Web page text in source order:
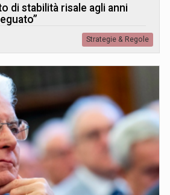
di stabilità risale agli anni
Strategie & Regole